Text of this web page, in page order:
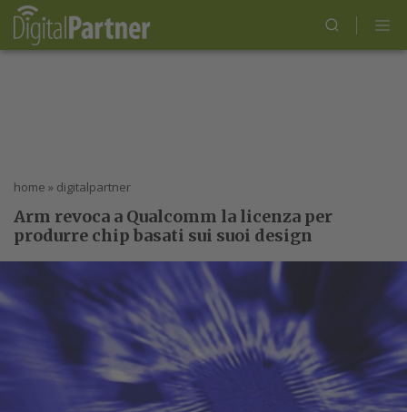
home » digitalpartner
Arm revoca a Qualcomm la licenza per
produrre chip basati sui suoi design